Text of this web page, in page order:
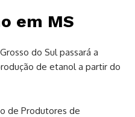
em MS
do Sul passará a
de etanol a partir do
de Produtores de